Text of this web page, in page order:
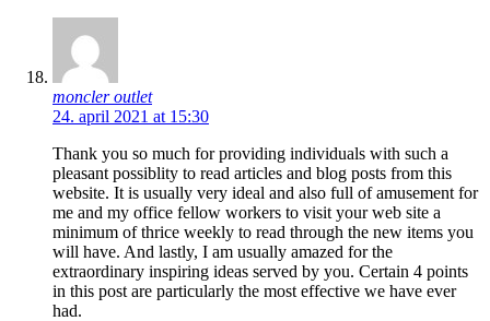
moncler outlet
24. april 2021 at 15:30
Thank you so much for providing individuals with such a
pleasant possiblity to read articles and blog posts from this
website. It is usually very ideal and also full of amusement for
me and my office fellow workers to visit your web site a
minimum of thrice weekly to read through the new items you
will have. And lastly, I am usually amazed for the
extraordinary inspiring ideas served by you. Certain 4 points
in this post are particularly the most effective we have ever
had.